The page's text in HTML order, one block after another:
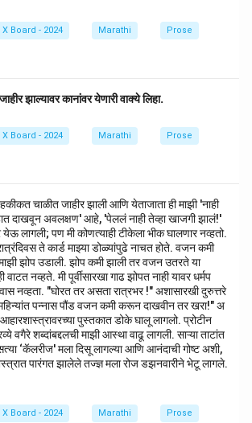
Board - 2024 Marathi Prose
झाल्यावर कानांवर येणारी वाक्ये लिहा.
Board - 2024 Marathi Prose
चाळीत जाहीर झाली आणि येताजाता ही माझी 'नाही
दाखवून अवलक्षण' आहे, 'पेललं नाही तेव्हा खाजगी झालं!'
येऊ लागली; पण मी कोणत्याही टीकेला भीक घालणार नव्हतो.
ते कार्ड माझ्या डोळ्यांपुढे नाचत होते. वजन कमी
माझी झोप उडाली. झोप कमी झाली तर वजन उतरते या
वाटत नव्हते. मी पूर्वीसारखा गाढ झोपत नाही यावर धर्मप
नव्हता. "घोरत तर असता रात्रभर !" अशासारखी दुरुत्तरे
पन्नास पौंड वजन कमी करून दाखवीन तर खरा!" अ
आहारशास्त्रावरच्या पुस्तकात डोके घालू लागलो. प्रोटीन
वगैरे शब्दांबद्दलची माझी आस्था वाढू लागली. साऱ्या ताटांत
‘कॅलरीज' मला दिसू लागल्या आणि आनंदाची गोष्ट अशी,
पारंगत झालेले तज्ज्ञ मला रोज डझनवारीने भेटू लागले.
Board - 2024 Marathi Prose